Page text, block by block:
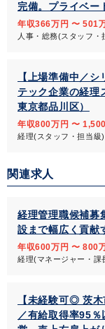
完備。プライベー
年収366万円 〜 501
人事・総務(スタッフ・
【上場準備中／
テック企業の経理
東京都品川区）
年収800万円 〜
経理(スタッフ・担当級)
関連求人
経理管理職候補募
設まで幅広く貢献
年収600万円 〜 800
経理(マネージャー・課
【未経験可◎ 茨
／有給取得率95